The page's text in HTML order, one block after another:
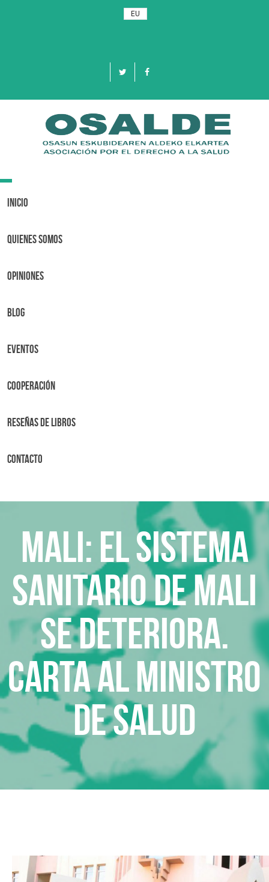
EU
Toggle
Inicio
Quienes Somos
OPINIONES
BLOG
Eventos
Cooperación
Reseñas de libros
Contacto
Mali: el sistema
sanitario de Mali
se deteriora.
Carta al Ministro
de Salud